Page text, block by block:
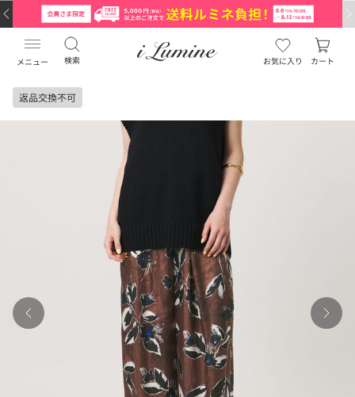
メニュー 検索 お気に入り カート
返品交換不可